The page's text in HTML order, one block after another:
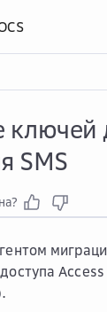
ключей
SMS